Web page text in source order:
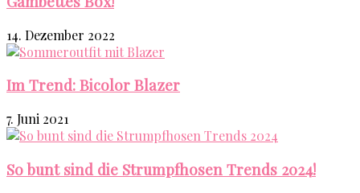
14. Dezember 2022
Im Trend: Bicolor Blazer
7. Juni 2021
So bunt sind die Strumpfhosen Trends 2024!